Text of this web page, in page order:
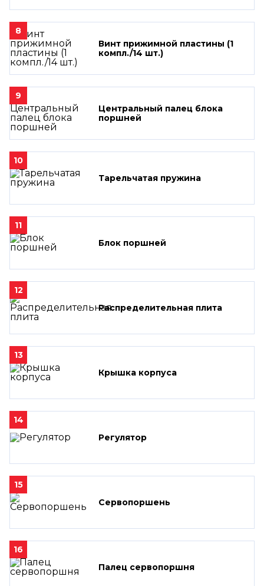
8
Винт прижимной пластины (1
компл./14 шт.)
9
Центральный палец блока
поршней
10
Тарельчатая пружина
11
Блок поршней
12
Распределительная плита
13
Крышка корпуса
14
Регулятор
15
Сервопоршень
16
Палец сервопоршня